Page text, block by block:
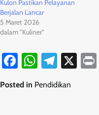
Kulon Pastikan Pelayanan
Berjalan Lancar
5 Maret 2026
dalam "Kuliner"
FacebookX
Posted in Pendidikan